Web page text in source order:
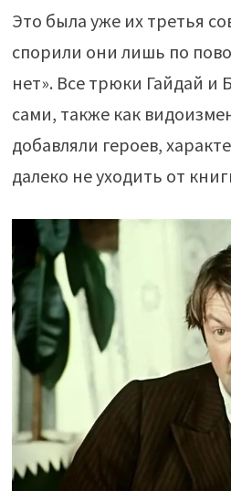
Это была уже их третья
спорили они лишь по
нет». Все трюки Гайдай и
сами, также как
добавляли героев,
далеко не уходить от